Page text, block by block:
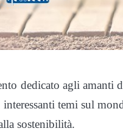
dedicato agli amanti
temi sul
sostenibilità.